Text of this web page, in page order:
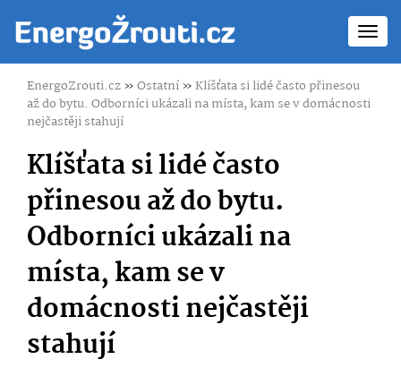
EnergoZrouti.cz»Ostatní»Klíšťata si lidé často přinesou
až do bytu. Odborníci ukázali na místa, kam se v domácnosti
nejčastěji stahují
Klíšťata si lidé často
přinesou až do bytu.
Odborníci ukázali na
místa, kam se v
domácnosti nejčastěji
stahují